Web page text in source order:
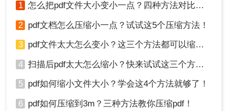
第三种方法：通过调整PDF文件的内容和格式来减小
文件大小。
1 怎么把pdf文件大小变小一点？四种方法对比，一看就懂！
2 pdf文档怎么压缩小一点？试试这5个压缩方法！
3 pdf文件太大怎么变小？这三个方法都可以缩小！
4 扫描后pdf太大怎么缩小？快来试试这三个方法！
5 pdf如何缩小文件大小？学会这4个方法就够了！
6 pdf如何压缩到3m？三种方法教你压缩pdf！